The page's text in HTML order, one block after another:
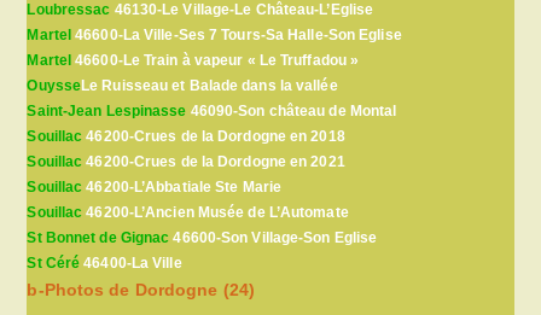
Loubressac 46130-Le Village-Le Château-L’Eglise
Martel 46600-La Ville-Ses 7 Tours-Sa Halle-Son Eglise
Martel 46600-Le Train à vapeur « Le Truffadou »
OuysseLe Ruisseau et Balade dans la vallée
Saint-Jean Lespinasse 46090-Son château de Montal
Souillac 46200-Crues de la Dordogne en 2018
Souillac 46200-Crues de la Dordogne en 2021
Souillac 46200-L’Abbatiale Ste Marie
Souillac 46200-L’Ancien Musée de L’Automate
St Bonnet de Gignac 46600-Son Village-Son Eglise
St Céré 46400-La Ville
b-Photos de Dordogne (24)